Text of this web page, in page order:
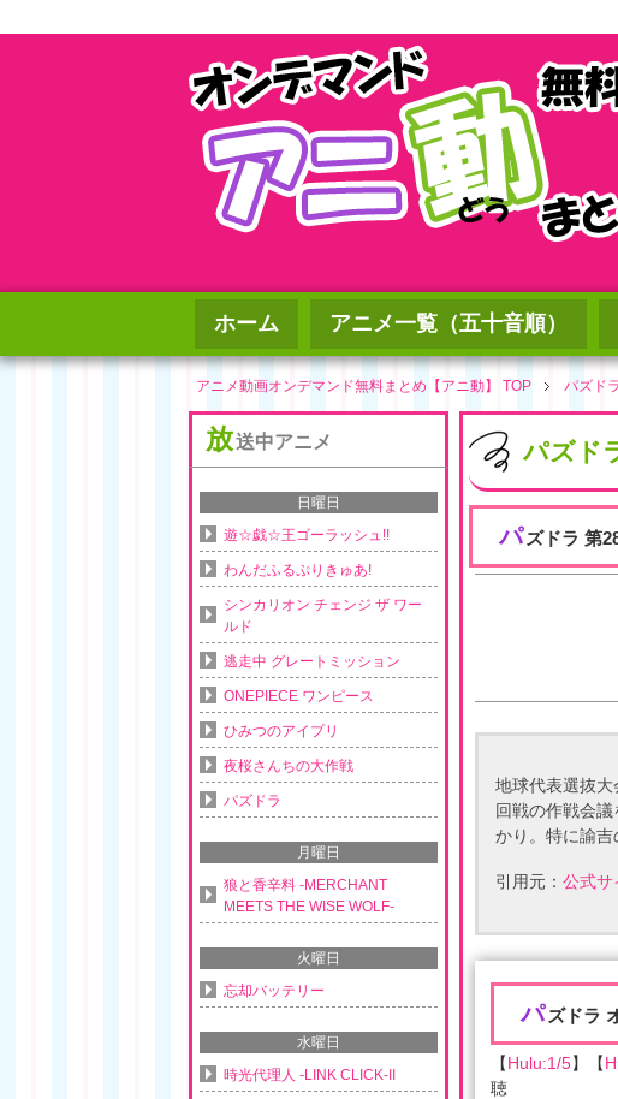
ホーム アニメ一覧（五十音順）
アニメ動画オンデマンド無料まとめ【アニ動】 TOP パズド
パズド
パ ズドラ 第
地球代表選抜
回戦の作戦会
かり。特に諭吉
引用元： 公式サ
パ ズドラ
【Hulu:1/5】【
聴
放送中アニメ
日曜日
遊☆戯☆王ゴーラッシュ!!
わんだふるぷりきゅあ!
シンカリオン チェンジ ザ ワー
ルド
逃走中 グレートミッション
ONEPIECE ワンピース
ひみつのアイプリ
夜桜さんちの大作戦
パズドラ
月曜日
狼と香辛料 -MERCHANT
MEETS THE WISE WOLF-
火曜日
忘却バッテリー
水曜日
時光代理人 -LINK CLICK-II